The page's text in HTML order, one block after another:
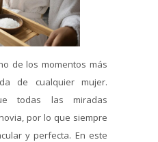
de los momentos más
de cualquier mujer.
todas las miradas
por lo que siempre
y perfecta. En este